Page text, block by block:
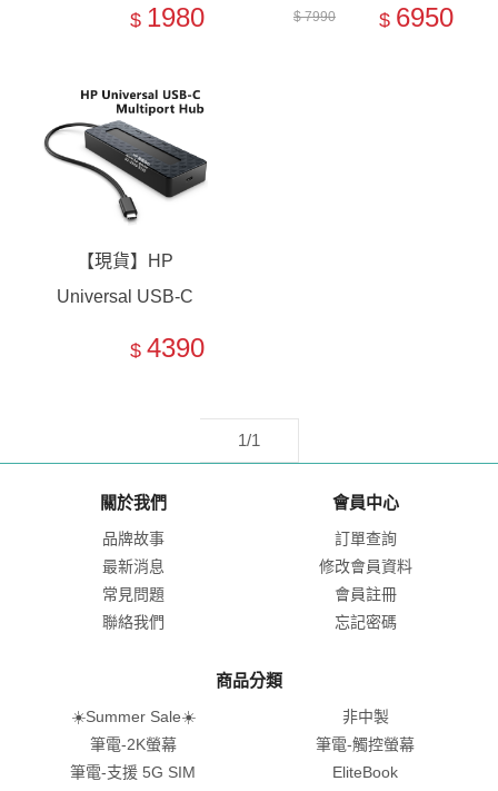
$ 1980 $ 7990 $ 6950
【現貨】HP
Universal USB-C
$ 4390
1/1
關於我們
品牌故事
最新消息
常見問題
聯絡我們
會員中心
訂單查詢
修改會員資料
會員註冊
忘記密碼
商品分類
☀️Summer Sale☀️
非中製
筆電-2K螢幕
筆電-觸控螢幕
筆電-支援 5G SIM
EliteBook